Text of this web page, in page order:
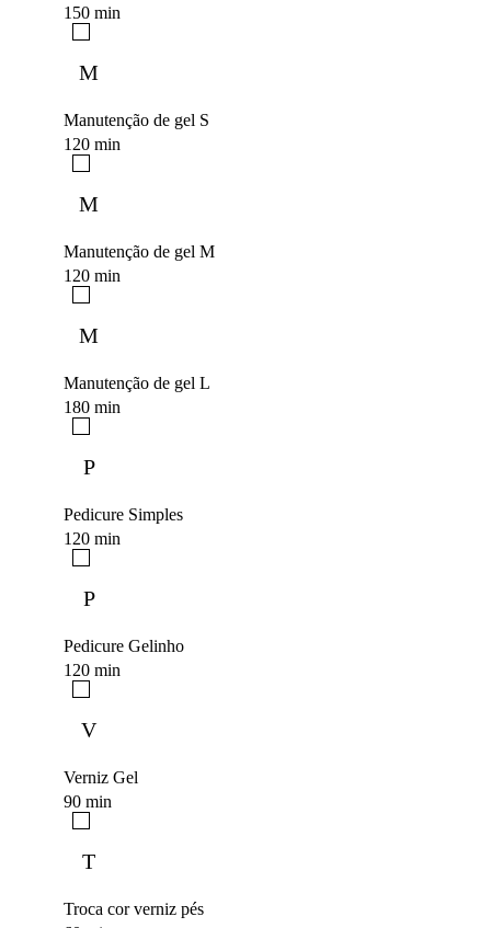
150 min
M
Manutenção de gel S
120 min
M
Manutenção de gel M
120 min
M
Manutenção de gel L
180 min
P
Pedicure Simples
120 min
P
Pedicure Gelinho
120 min
V
Verniz Gel
90 min
T
Troca cor verniz pés